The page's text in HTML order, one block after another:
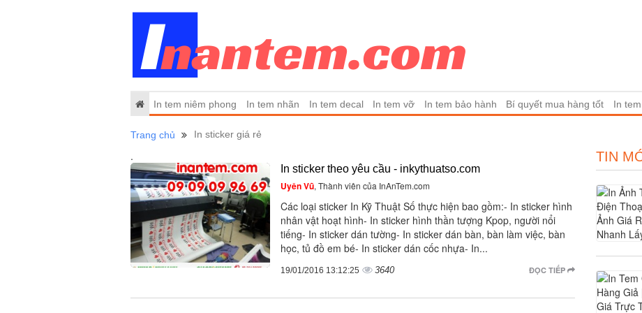
In tem niêm phong In tem nhãn In tem decal In tem vỡ In tem bảo hành Bí quyết mua hàng tốt In
Trang chủ In sticker giá rẻ
.
In sticker theo yêu cầu - inkythuatso.com
Uyên Vũ, Thành viên của InAnTem.com
Các loại sticker In Kỹ Thuật Số thực hiện bao gồm:- In sticker hình
nhân vật hoạt hình- In sticker hình thần tượng Kpop, người nổi
tiếng- In sticker dán tường- In sticker dán bàn, bàn làm việc, bàn
học, tủ đồ em bé- In sticker dán cốc nhựa- In...
ĐỌC TIẾP
19/01/2016 13:12:25 3640
TIN